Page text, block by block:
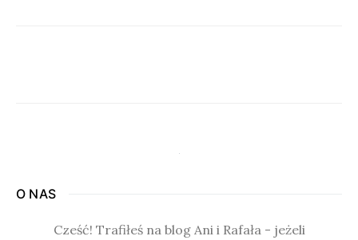
O NAS
Cześć! Trafiłeś na blog Ani i Rafała - jeżeli